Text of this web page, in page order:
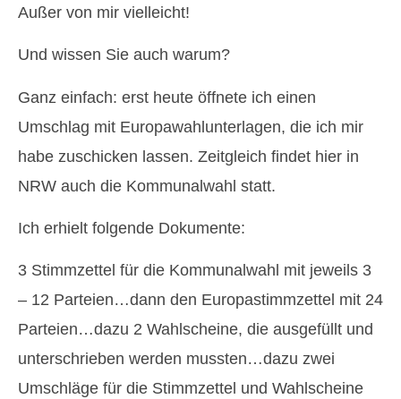
Außer von mir vielleicht!
Und wissen Sie auch warum?
Ganz einfach: erst heute öffnete ich einen
Umschlag mit Europawahlunterlagen, die ich mir
habe zuschicken lassen. Zeitgleich findet hier in
NRW auch die Kommunalwahl statt.
Ich erhielt folgende Dokumente:
3 Stimmzettel für die Kommunalwahl mit jeweils 3
– 12 Parteien…dann den Europastimmzettel mit 24
Parteien…dazu 2 Wahlscheine, die ausgefüllt und
unterschrieben werden mussten…dazu zwei
Umschläge für die Stimmzettel und Wahlscheine